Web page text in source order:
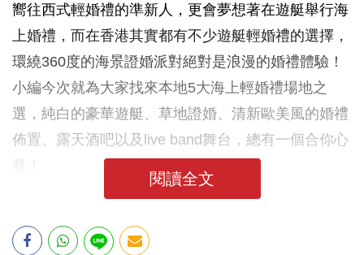
嚮往西式輕婚禮的準新人，更會夢想著在遊艇舉行海
上婚禮，而在香港其實都有不少遊艇輕婚禮的選擇，
環繞360度的海景證婚派對絕對是浪漫的婚禮體驗！
小編今次就為大家找來本地5大海上輕婚禮場地之
選，純白的豪華遊艇、草地證婚、清新歐美風的婚禮
佈置、露天酒吧以及live band舞台，總有一個合你心
意！
閱讀全文